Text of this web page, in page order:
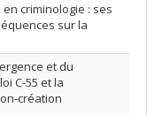
criminologie : ses
sur la
et du
C-55 et la
création